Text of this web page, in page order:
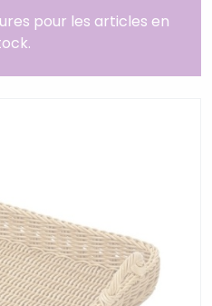
pour les articles en